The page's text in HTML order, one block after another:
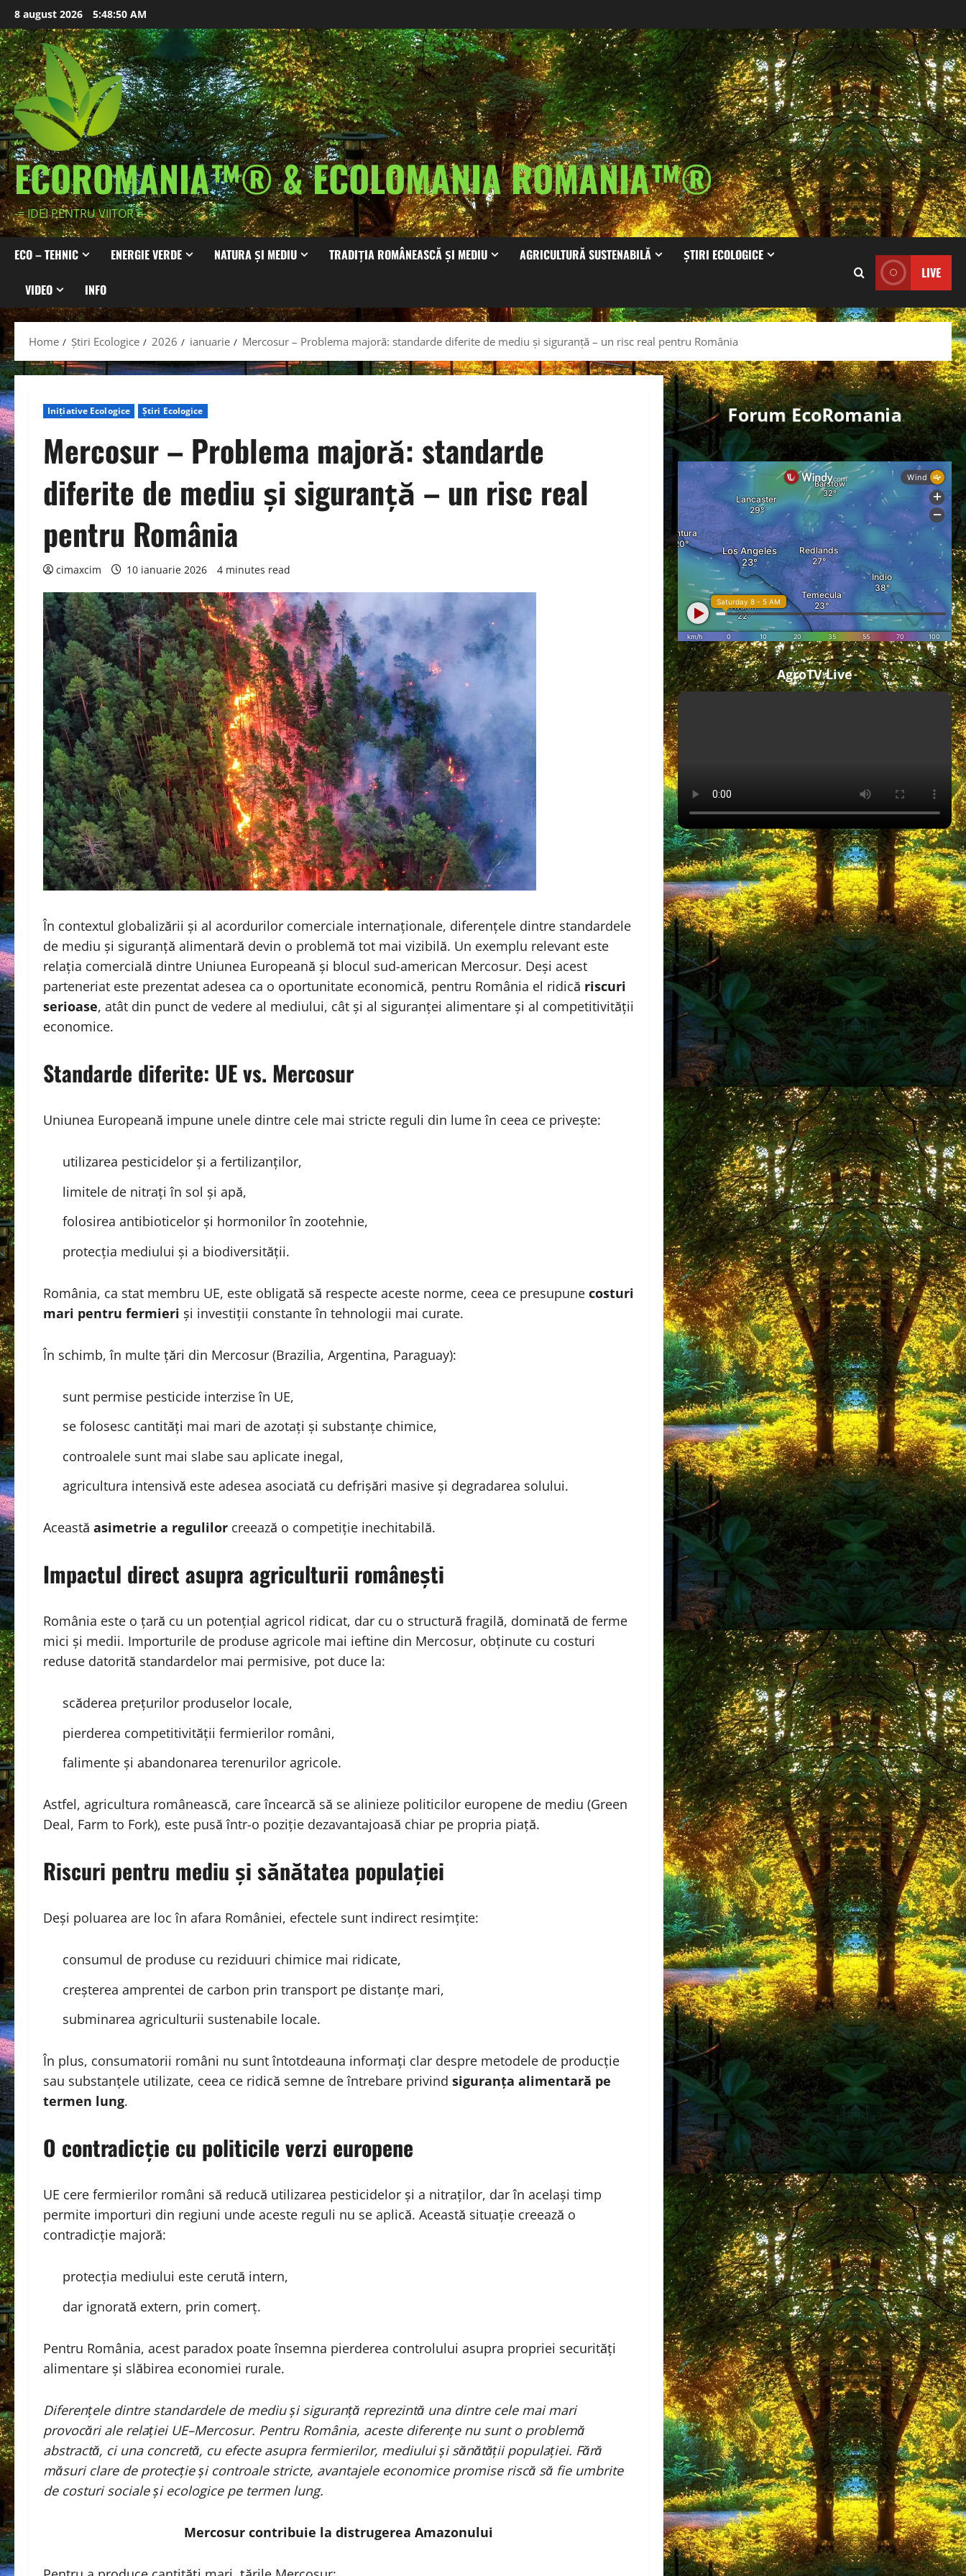
Skip
to
content
8 august 2026 5:48:52 AM
ECOROMANIA™® & ECOLOMANIA ROMANIA™®
-= IDEI PENTRU VIITOR =-
ECO – TEHNIC ENERGIE VERDE NATURA ȘI MEDIU TRADIȚIA ROMÂNEASCĂ ȘI MEDIU AGRICULTURĂ SUSTENABILĂ ȘTIRI ECOLOGICE
VIDEO INFO
LIVE
Home Știri Ecologice 2026 ianuarie Mercosur – Problema majoră: standarde diferite de mediu și siguranță – un risc real pentru România
Inițiative Ecologice Știri Ecologice
Mercosur – Problema majoră: standarde
diferite de mediu și siguranță – un risc real
pentru România
cimaxcim 10 ianuarie 2026 4 minutes read
În contextul globalizării și al acordurilor comerciale internaționale, diferențele dintre standardele
de mediu și siguranță alimentară devin o problemă tot mai vizibilă. Un exemplu relevant este
relația comercială dintre Uniunea Europeană și blocul sud-american Mercosur. Deși acest
parteneriat este prezentat adesea ca o oportunitate economică, pentru România el ridică riscuri
serioase, atât din punct de vedere al mediului, cât și al siguranței alimentare și al competitivității
economice.
Standarde diferite: UE vs. Mercosur
Uniunea Europeană impune unele dintre cele mai stricte reguli din lume în ceea ce privește:
utilizarea pesticidelor și a fertilizanților,
limitele de nitrați în sol și apă,
folosirea antibioticelor și hormonilor în zootehnie,
protecția mediului și a biodiversității.
România, ca stat membru UE, este obligată să respecte aceste norme, ceea ce presupune costuri
mari pentru fermieri și investiții constante în tehnologii mai curate.
În schimb, în multe țări din Mercosur (Brazilia, Argentina, Paraguay):
sunt permise pesticide interzise în UE,
se folosesc cantități mai mari de azotați și substanțe chimice,
controalele sunt mai slabe sau aplicate inegal,
agricultura intensivă este adesea asociată cu defrișări masive și degradarea solului.
Această asimetrie a regulilor creează o competiție inechitabilă.
Impactul direct asupra agriculturii românești
România este o țară cu un potențial agricol ridicat, dar cu o structură fragilă, dominată de ferme
mici și medii. Importurile de produse agricole mai ieftine din Mercosur, obținute cu costuri
reduse datorită standardelor mai permisive, pot duce la:
scăderea prețurilor produselor locale,
pierderea competitivității fermierilor români,
falimente și abandonarea terenurilor agricole.
Astfel, agricultura românească, care încearcă să se alinieze politicilor europene de mediu (Green
Deal, Farm to Fork), este pusă într-o poziție dezavantajoasă chiar pe propria piață.
Riscuri pentru mediu și sănătatea populației
Deși poluarea are loc în afara României, efectele sunt indirect resimțite:
consumul de produse cu reziduuri chimice mai ridicate,
creșterea amprentei de carbon prin transport pe distanțe mari,
subminarea agriculturii sustenabile locale.
În plus, consumatorii români nu sunt întotdeauna informați clar despre metodele de producție
sau substanțele utilizate, ceea ce ridică semne de întrebare privind siguranța alimentară pe
termen lung.
O contradicție cu politicile verzi europene
UE cere fermierilor români să reducă utilizarea pesticidelor și a nitraților, dar în același timp
permite importuri din regiuni unde aceste reguli nu se aplică. Această situație creează o
contradicție majoră:
protecția mediului este cerută intern,
dar ignorată extern, prin comerț.
Pentru România, acest paradox poate însemna pierderea controlului asupra propriei securități
alimentare și slăbirea economiei rurale.
Diferențele dintre standardele de mediu și siguranță reprezintă una dintre cele mai mari
provocări ale relației UE–Mercosur. Pentru România, aceste diferențe nu sunt o problemă
abstractă, ci una concretă, cu efecte asupra fermierilor, mediului și sănătății populației. Fără
măsuri clare de protecție și controale stricte, avantajele economice promise riscă să fie umbrite
de costuri sociale și ecologice pe termen lung.
Mercosur contribuie la distrugerea Amazonului
Forum EcoRomania
AgroTV Live